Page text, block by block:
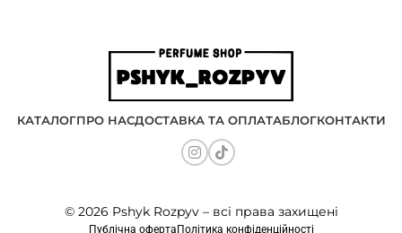
КАТАЛОГПРО НАСДОСТАВКА ТА ОПЛАТАБЛОГКОНТАКТИ
© 2026 Pshyk Rozpyv – всі права захищені
Публічна оферта Політика конфіденційності